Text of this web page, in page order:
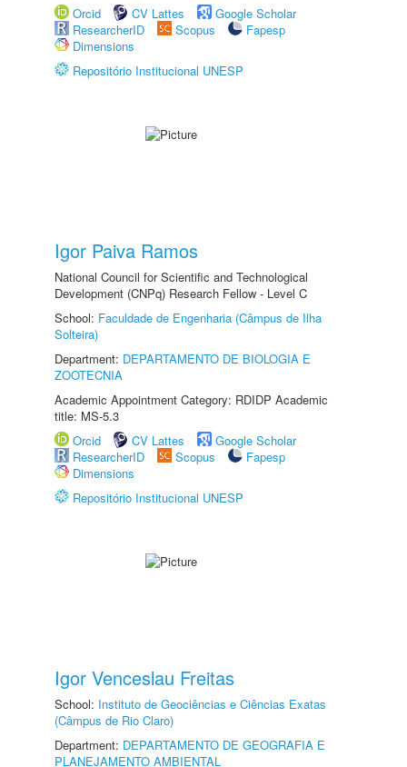
Orcid
CV Lattes
Google Scholar
ResearcherID
Scopus
Fapesp
Dimensions
Repositório Institucional UNESP
Igor Paiva Ramos
National Council for Scientific and Technological
Development (CNPq) Research Fellow - Level C
School: Faculdade de Engenharia (Câmpus de Ilha
Solteira)
Department: DEPARTAMENTO DE BIOLOGIA E
ZOOTECNIA
Academic Appointment Category: RDIDP Academic
title: MS-5.3
Orcid
CV Lattes
Google Scholar
ResearcherID
Scopus
Fapesp
Dimensions
Repositório Institucional UNESP
Igor Venceslau Freitas
School: Instituto de Geociências e Ciências Exatas
(Câmpus de Rio Claro)
Department: DEPARTAMENTO DE GEOGRAFIA E
PLANEJAMENTO AMBIENTAL